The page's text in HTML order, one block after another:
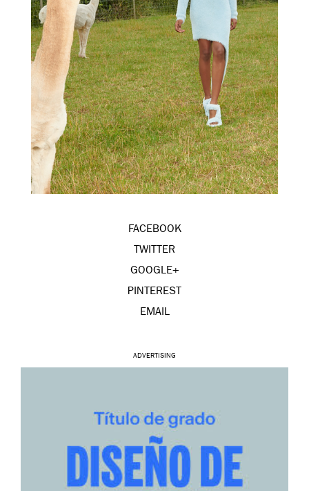
FACEBOOK
TWITTER
GOOGLE+
PINTEREST
EMAIL
ADVERTISING